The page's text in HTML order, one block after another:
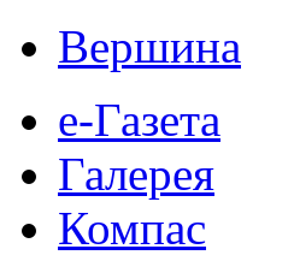
Вершина
е-Газета
Галерея
Компас